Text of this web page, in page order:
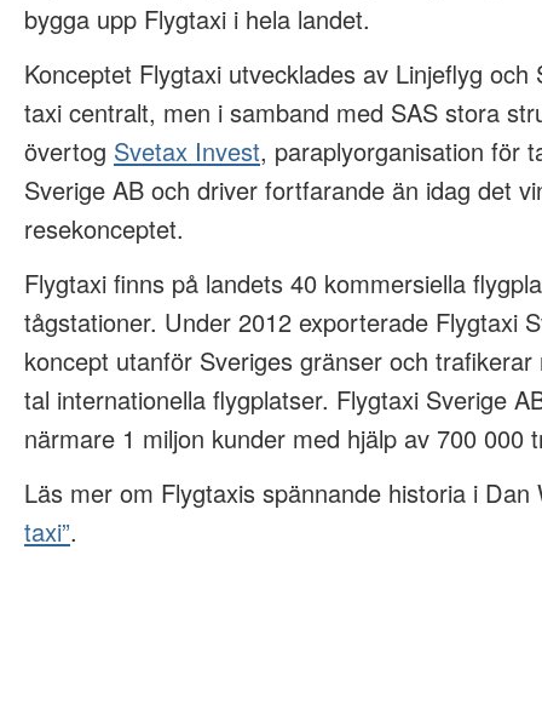
bygga upp Flygtaxi i hela landet.
Konceptet Flygtaxi utvecklades av Linjeflyg
taxi centralt, men i samband med SAS stora
övertog Svetax Invest, paraplyorganisation för
Sverige AB och driver fortfarande än idag det
resekonceptet.
Flygtaxi finns på landets 40 kommersiella
tågstationer. Under 2012 exporterade Flygtaxi
koncept utanför Sveriges gränser och
tal internationella flygplatser. Flygtaxi Sverige
närmare 1 miljon kunder med hjälp av 700 000
Läs mer om Flygtaxis spännande historia i
taxi”.